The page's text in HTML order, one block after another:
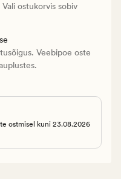
ostukorvis sobiv
Veebipoe oste
ostmisel kuni 23.08.2026